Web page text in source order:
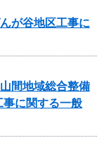
が谷地区工事に
間地域総合整備
に関する一般